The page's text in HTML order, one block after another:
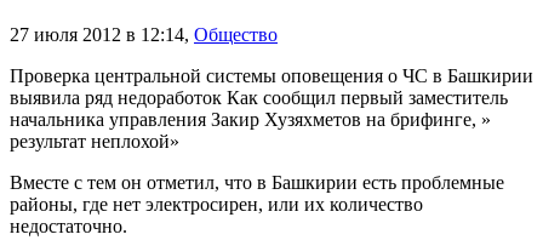
27 июля 2012 в 12:14, Общество
Проверка центральной системы оповещения о ЧС в Башкирии
выявила ряд недоработок Как сообщил первый заместитель
начальника управления Закир Хузяхметов на брифинге, »
результат неплохой»
Вместе с тем он отметил, что в Башкирии есть проблемные
районы, где нет электросирен, или их количество
недостаточно.